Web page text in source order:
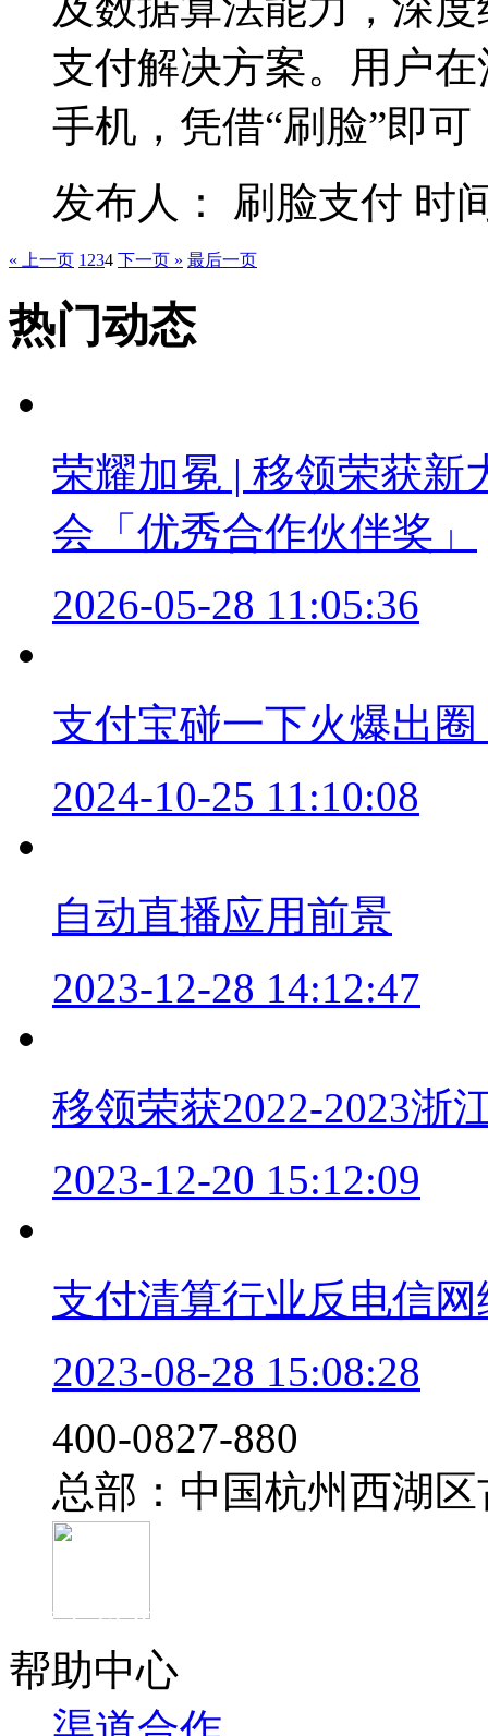
支付解决方案。用户
手机，凭借“刷脸”即可
发布人： 刷脸支付 时
« 上一页 1 234 下一页 » 最后一页
热门动态
荣耀加冕 | 移领荣获新
会「优秀合作伙伴奖」
2026-05-28 11:05:36
支付宝碰一下火爆出
2024-10-25 11:10:08
自动直播应用前景
2023-12-28 14:12:47
移领荣获2022-2023浙
2023-12-20 15:12:09
支付清算行业反电信
2023-08-28 15:08:28
‭400-0827-880
总部：中国杭州西湖
官方抖音
帮助中心